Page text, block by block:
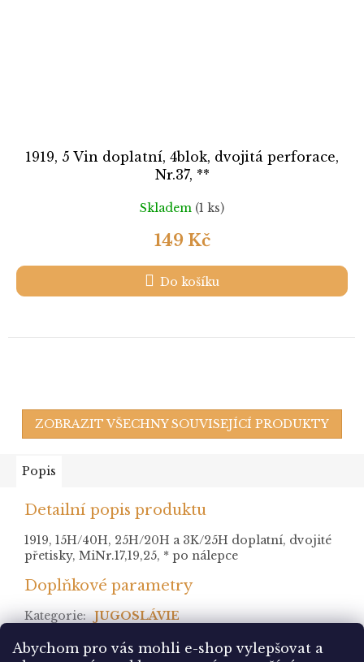
Abychom pro vás mohli e-shop vylepšovat a
1919, 5 Vin doplatní, 4blok, dvojitá perforace,
Nr.37, **
Skladem (1 ks)
149 Kč
Do košíku
ZOBRAZIT VŠECHNY SOUVISEJÍCÍ PRODUKTY
Popis
Detailní popis produktu
1919, 15H/40H, 25H/20H a 3K/25H doplatní, dvojité
přetisky, MiNr.17,19,25, * po nálepce
Doplňkové parametry
Kategorie: JUGOSLÁVIE